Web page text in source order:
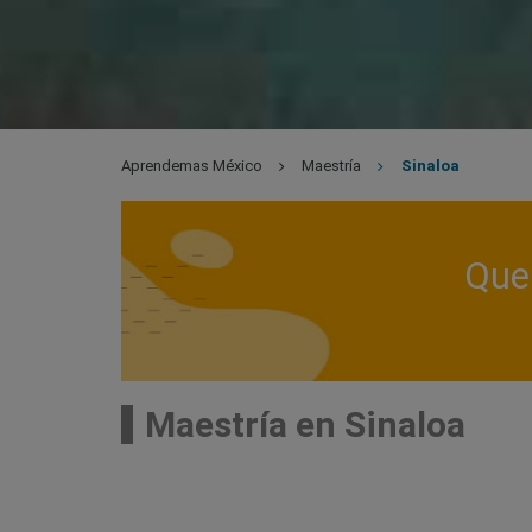
Aprendemas México Maestría Sinaloa
Maestría en Sinaloa